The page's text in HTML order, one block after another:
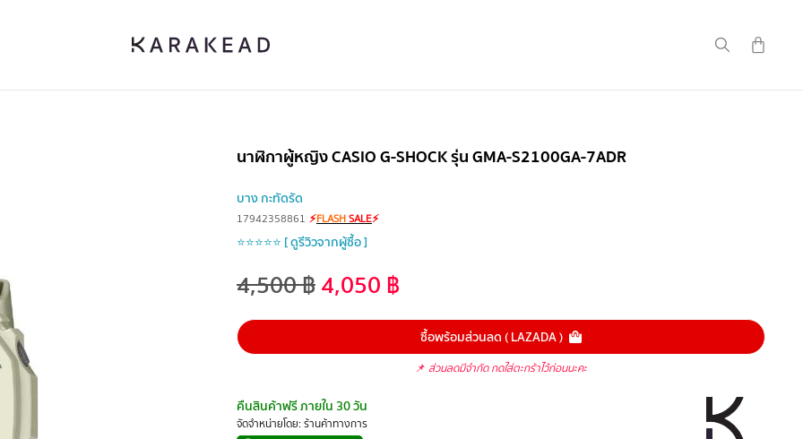
นาฬิกาผู้หญิง CASIO G-SHOCK รุ่น GMA-S2100GA-7ADR
บาง กะทัดรัด
17942358861 ⚡FLASHSALE⚡
⭐⭐⭐⭐⭐ [ ดูรีวิวจากผู้ซื้อ ]
4,500฿4,050฿
ซื้อพร้อมส่วนลด ( LAZADA )
📌 ส่วนลดมีจำกัด กดใส่ตะกร้าไว้ก่อนนะคะ
คืนสินค้าฟรี ภายใน 30 วัน
จัดจำหน่ายโดย: ร้านค้าทางการ